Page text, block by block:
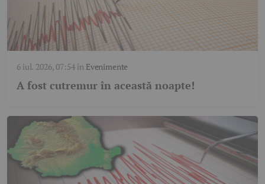
6 iul. 2026, 07:54în Evenimente
A fost cutremur în această noapte!